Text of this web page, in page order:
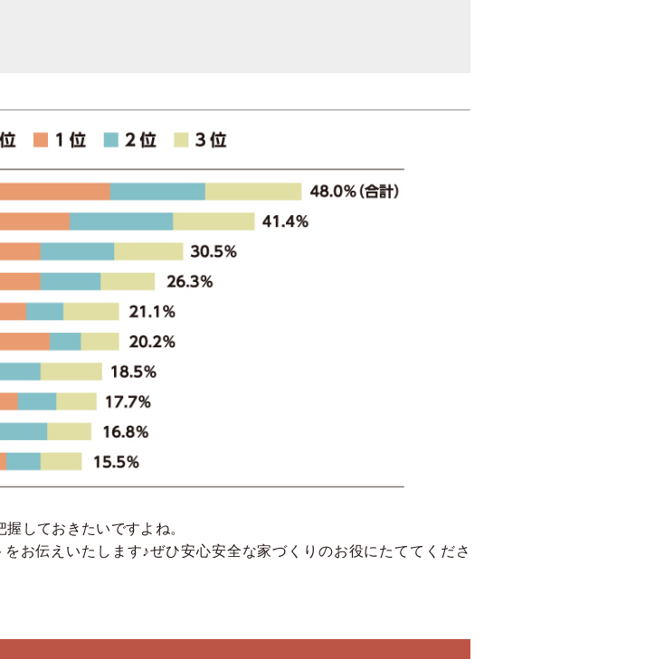
しておきたいですよね。
お伝えいたします♪ぜひ安心安全な家づくりのお役にたててくださ